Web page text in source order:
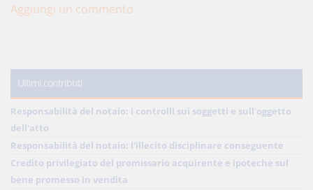
Aggiungi un commento
Ultimi contributi
Responsabilità del notaio: i controlli sui soggetti e sull'oggetto
dell'atto
Responsabilità del notaio: l'illecito disciplinare conseguente
Credito privilegiato del promissario acquirente e ipoteche sul
bene promesso in vendita